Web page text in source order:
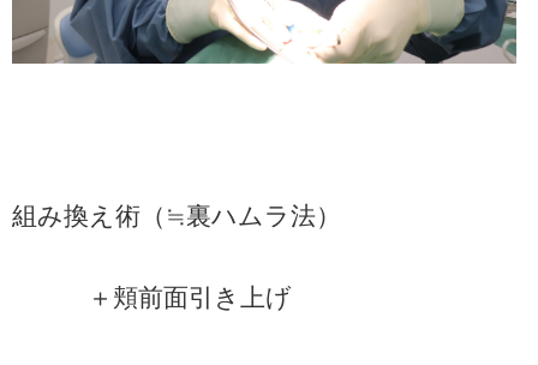
組み換え術（≒裏ハムラ法）
＋頬前面引き上げ